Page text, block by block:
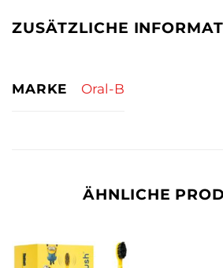
ZUSÄTZLICHE
MARKE Oral-B
ÄHNLICHE